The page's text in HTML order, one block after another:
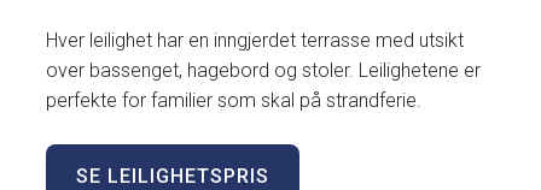
Hver leilighet har en inngjerdet terrasse med utsikt
over bassenget, hagebord og stoler. Leilighetene er
perfekte for familier som skal på strandferie.
SE LEILIGHETSPRIS